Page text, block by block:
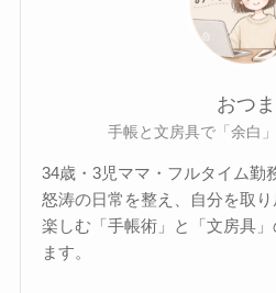
おつま
手帳と文房具で「余白
34歳・3児ママ・フルタイム勤
怒涛の日常を整え、自分を取
楽しむ「手帳術」と「文房具
ます。